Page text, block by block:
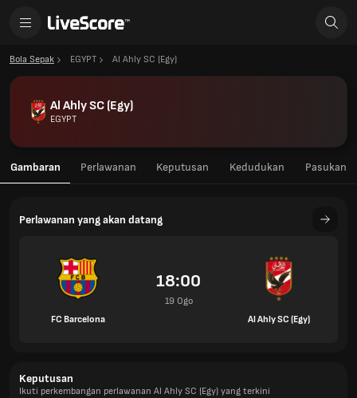
Bola Sepak EGYPT Al Ahly SC (Egy)
Al Ahly SC (Egy)
EGYPT
Gambaran Perlawanan Keputusan Kedudukan Pasukan
Perlawanan yang akan datang
FC Barcelona
18:00
19 Ogo
Al Ahly SC (Egy)
Keputusan
Ikuti perkembangan perlawanan Al Ahly SC (Egy) yang terkini